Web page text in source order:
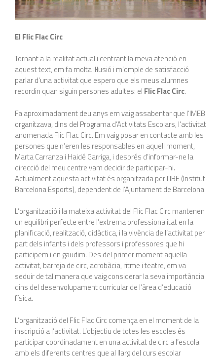
El Flic Flac Circ
Tornant a la realitat actual i centrant la meva atenció en
aquest text, em fa molta il·lusió i m’omple de satisfacció
parlar d’una activitat que espero que els meus alumnes
recordin quan siguin persones adultes: el Flic Flac Circ.
Fa aproximadament deu anys em vaig assabentar que l’IMEB
organitzava, dins del Programa d’Activitats Escolars, l’activitat
anomenada Flic Flac Circ. Em vaig posar en contacte amb les
persones que n’eren les responsables en aquell moment,
Marta Carranza i Haidé Garriga, i després d’informar-ne la
direcció del meu centre vam decidir de participar-hi.
Actualment aquesta activitat és organitzada per l’IBE (Institut
Barcelona Esports), dependent de l’Ajuntament de Barcelona.
L’organització i la mateixa activitat del Flic Flac Circ mantenen
un equilibri perfecte entre l’extrema professionalitat en la
planificació, realització, didàctica, i la vivència de l’activitat per
part dels infants i dels professors i professores que hi
participem i en gaudim. Des del primer moment aquella
activitat, barreja de circ, acrobàcia, ritme i teatre, em va
seduir de tal manera que vaig considerar la seva importància
dins del desenvolupament curricular de l’àrea d’educació
física.
L’organització del Flic Flac Circ comença en el moment de la
inscripció a l’activitat. L’objectiu de totes les escoles és
participar coordinadament en una activitat de circ a l’escola
amb els diferents centres que al llarg del curs escolar